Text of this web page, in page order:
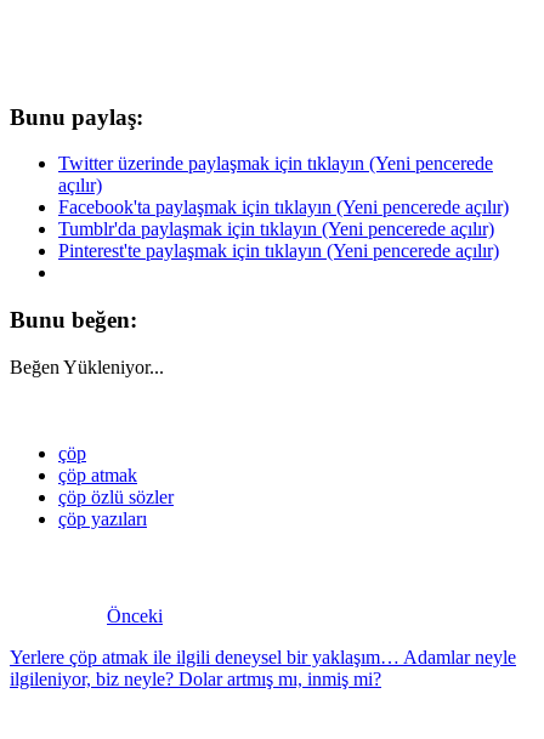
Bunu paylaş:
Twitter üzerinde paylaşmak için tıklayın (Yeni pencerede
açılır)
Facebook'ta paylaşmak için tıklayın (Yeni pencerede açılır)
Tumblr'da paylaşmak için tıklayın (Yeni pencerede açılır)
Pinterest'te paylaşmak için tıklayın (Yeni pencerede açılır)
Bunu beğen:
Beğen Yükleniyor...
çöp
çöp atmak
çöp özlü sözler
çöp yazıları
Önceki
Yerlere çöp atmak ile ilgili deneysel bir yaklaşım… Adamlar neyle
ilgileniyor, biz neyle? Dolar artmış mı, inmiş mi?